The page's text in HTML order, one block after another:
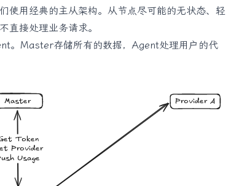
使用经典的主从架构。从节点尽可能的无状态、轻
直接处理业务请求。
。Master存储所有的数据，Agent处理用户的代